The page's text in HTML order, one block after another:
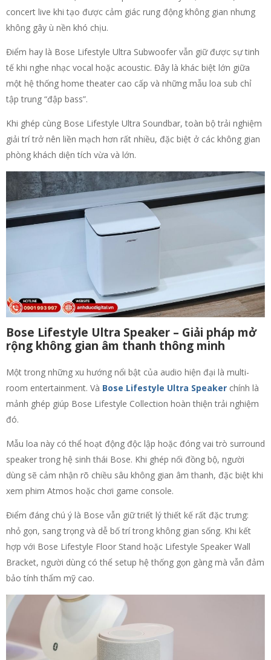
concert live khi tạo được cảm giác rung động không gian nhưng
không gây ù nền khó chịu.
Điểm hay là Bose Lifestyle Ultra Subwoofer vẫn giữ được sự tinh
tế khi nghe nhạc vocal hoặc acoustic. Đây là khác biệt lớn giữa
một hệ thống home theater cao cấp và những mẫu loa sub chỉ
tập trung “đập bass”.
Khi ghép cùng Bose Lifestyle Ultra Soundbar, toàn bộ trải nghiệm
giải trí trở nên liền mạch hơn rất nhiều, đặc biệt ở các không gian
phòng khách diện tích vừa và lớn.
Bose Lifestyle Ultra Speaker – Giải pháp mở
rộng không gian âm thanh thông minh
Một trong những xu hướng nổi bật của audio hiện đại là multi-
room entertainment. Và Bose Lifestyle Ultra Speaker chính là
mảnh ghép giúp Bose Lifestyle Collection hoàn thiện trải nghiệm
đó.
Mẫu loa này có thể hoạt động độc lập hoặc đóng vai trò surround
speaker trong hệ sinh thái Bose. Khi ghép nối đồng bộ, người
dùng sẽ cảm nhận rõ chiều sâu không gian âm thanh, đặc biệt khi
xem phim Atmos hoặc chơi game console.
Điểm đáng chú ý là Bose vẫn giữ triết lý thiết kế rất đặc trưng:
nhỏ gọn, sang trọng và dễ bố trí trong không gian sống. Khi kết
hợp với Bose Lifestyle Floor Stand hoặc Lifestyle Speaker Wall
Bracket, người dùng có thể setup hệ thống gọn gàng mà vẫn đảm
bảo tính thẩm mỹ cao.